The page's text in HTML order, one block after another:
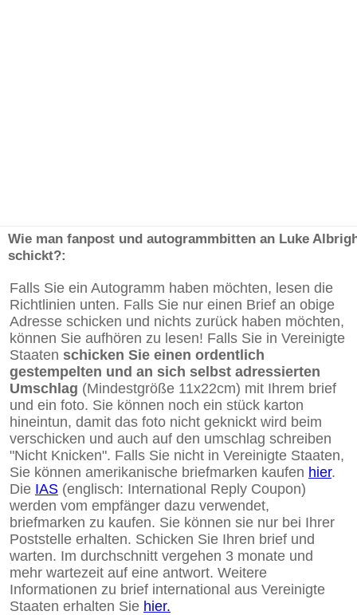
Wie man fanpost und autogrammbitten an Luke
schickt?:
Falls Sie ein Autogramm haben möchten, lesen die
Richtlinien unten. Falls Sie nur einen Brief an obige
Adresse schicken und nichts zurück haben möchten,
können Sie aufhören zu lesen! Falls Sie in Vereinigte
Staaten schicken Sie einen ordentlich
gestempelten und an sich selbst adressierten
Umschlag (Mindestgröße 11x22cm) mit Ihrem brief
und ein foto. Sie können noch ein stück karton
hineintun, damit das foto nicht geknickt wird beim
verschicken und auch auf den umschlag schreiben
"Nicht Knicken". Falls Sie nicht in Vereinigte Staaten,
Sie können amerikanische briefmarken kaufen hier.
Die IAS (englisch: International Reply Coupon)
werden vom empfänger dazu verwendet,
briefmarken zu kaufen. Sie können sie nur bei Ihrer
Poststelle erhalten. Schicken Sie Ihren brief und
warten. Im durchschnitt vergehen 3 monate und
mehr wartezeit auf eine antwort. Weitere
Informationen zu brief international aus Vereinigte
Staaten erhalten Sie hier.